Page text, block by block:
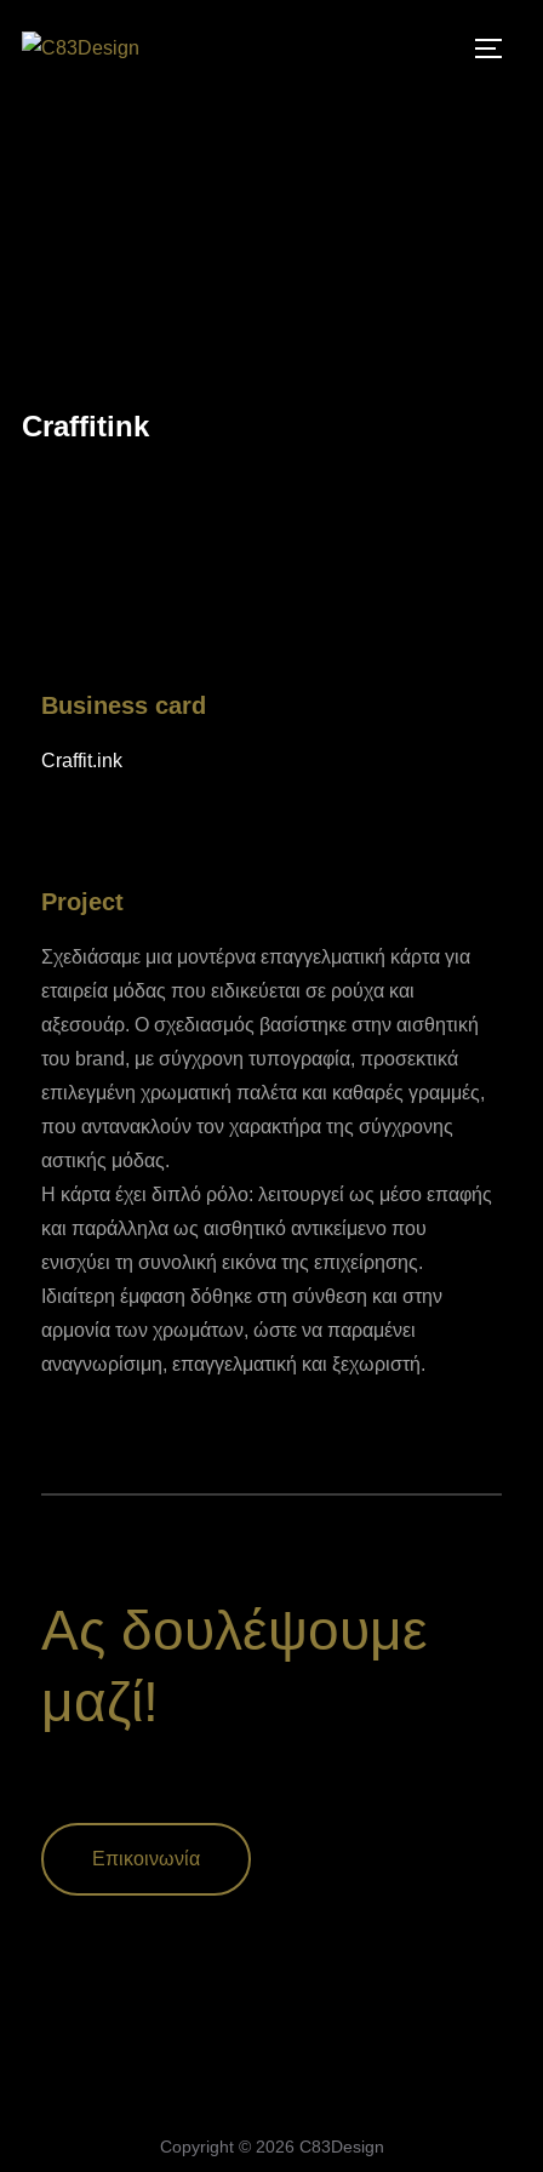
Craffitink
Business card
Craffit.ink
Project
Σχεδιάσαμε μια μοντέρνα επαγγελματική κάρτα για
εταιρεία μόδας που ειδικεύεται σε ρούχα και
αξεσουάρ. Ο σχεδιασμός βασίστηκε στην αισθητική
του brand, με σύγχρονη τυπογραφία, προσεκτικά
επιλεγμένη χρωματική παλέτα και καθαρές γραμμές,
που αντανακλούν τον χαρακτήρα της σύγχρονης
αστικής μόδας.
Η κάρτα έχει διπλό ρόλο: λειτουργεί ως μέσο επαφής
και παράλληλα ως αισθητικό αντικείμενο που
ενισχύει τη συνολική εικόνα της επιχείρησης.
Ιδιαίτερη έμφαση δόθηκε στη σύνθεση και στην
αρμονία των χρωμάτων, ώστε να παραμένει
αναγνωρίσιμη, επαγγελματική και ξεχωριστή.
Ας δουλέψουμε
μαζί!
Επικοινωνία
Copyright © 2026 C83Design